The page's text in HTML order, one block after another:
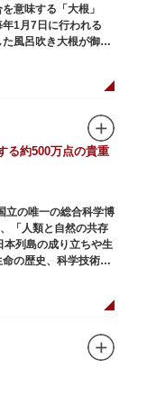
意味する「大根」
1月7日に行われる
風呂吹き大根が御神
下がりの大根をいた
おり、依頼すると7
のひとつとしても知
る約500万点の貴重
立の唯一の総合科学博
「人類と自然の共存
本列島の成り立ちや生
の歴史、科学技術の
に、特別展・企画展
「地球の部屋」を移設
ーンになっている世界
しています。
とした様々な実物標
める博物館です。